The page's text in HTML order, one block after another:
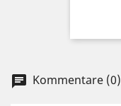
chat Kommentare (0)